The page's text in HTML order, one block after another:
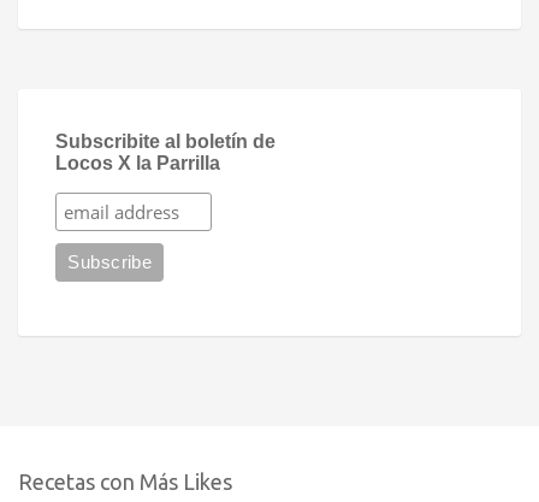
Subscribite al boletín de
Locos X la Parrilla
Recetas con Más Likes